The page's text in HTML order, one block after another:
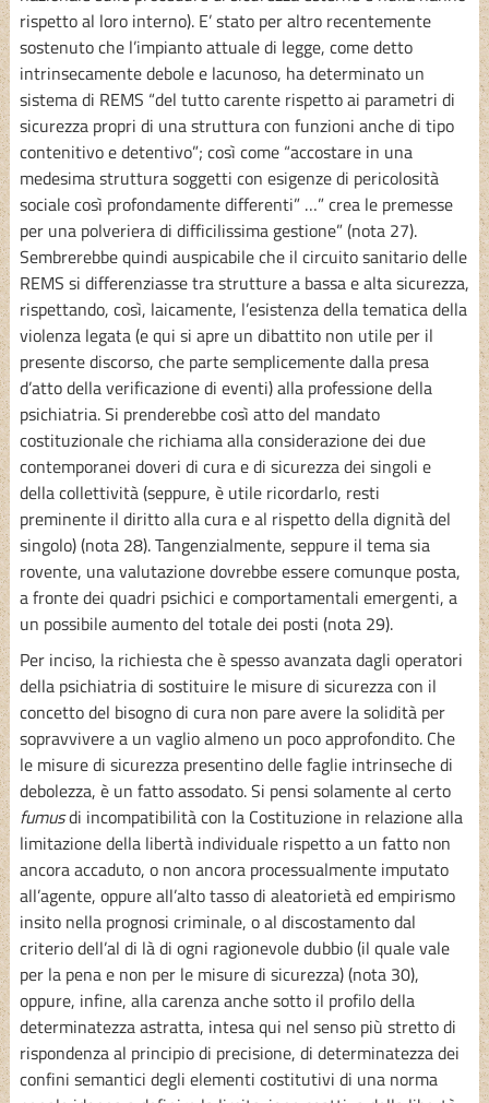
rispetto al loro interno). E’ stato per altro recentemente
sostenuto che l’impianto attuale di legge, come detto
intrinsecamente debole e lacunoso, ha determinato un
sistema di REMS “del tutto carente rispetto ai parametri di
sicurezza propri di una struttura con funzioni anche di tipo
contenitivo e detentivo”; così come “accostare in una
medesima struttura soggetti con esigenze di pericolosità
sociale così profondamente differenti” …” crea le premesse
per una polveriera di difficilissima gestione” (nota 27).
Sembrerebbe quindi auspicabile che il circuito sanitario delle
REMS si differenziasse tra strutture a bassa e alta sicurezza,
rispettando, così, laicamente, l’esistenza della tematica della
violenza legata (e qui si apre un dibattito non utile per il
presente discorso, che parte semplicemente dalla presa
d’atto della verificazione di eventi) alla professione della
psichiatria. Si prenderebbe così atto del mandato
costituzionale che richiama alla considerazione dei due
contemporanei doveri di cura e di sicurezza dei singoli e
della collettività (seppure, è utile ricordarlo, resti
preminente il diritto alla cura e al rispetto della dignità del
singolo) (nota 28). Tangenzialmente, seppure il tema sia
rovente, una valutazione dovrebbe essere comunque posta,
a fronte dei quadri psichici e comportamentali emergenti, a
un possibile aumento del totale dei posti (nota 29).
Per inciso, la richiesta che è spesso avanzata dagli operatori
della psichiatria di sostituire le misure di sicurezza con il
concetto del bisogno di cura non pare avere la solidità per
sopravvivere a un vaglio almeno un poco approfondito. Che
le misure di sicurezza presentino delle faglie intrinseche di
debolezza, è un fatto assodato. Si pensi solamente al certo
fumusdi incompatibilità con la Costituzione in relazione alla
limitazione della libertà individuale rispetto a un fatto non
ancora accaduto, o non ancora processualmente imputato
all’agente, oppure all’alto tasso di aleatorietà ed empirismo
insito nella prognosi criminale, o al discostamento dal
criterio dell’al di là di ogni ragionevole dubbio (il quale vale
per la pena e non per le misure di sicurezza) (nota 30),
oppure, infine, alla carenza anche sotto il profilo della
determinatezza astratta, intesa qui nel senso più stretto di
rispondenza al principio di precisione, di determinatezza dei
confini semantici degli elementi costitutivi di una norma